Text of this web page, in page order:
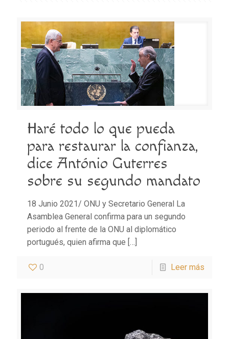
Haré todo lo que pueda
para restaurar la confianza,
dice António Guterres
sobre su segundo mandato
18 Junio 2021/ ONU y Secretario General La
Asamblea General confirma para un segundo
periodo al frente de la ONU al diplomático
portugués, quien afirma que […]
0 Leer más